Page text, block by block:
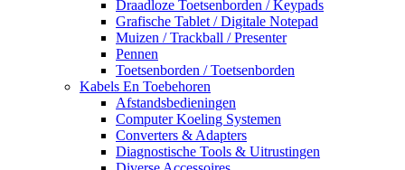
Draadloze Toetsenborden / Keypads
Grafische Tablet / Digitale Notepad
Muizen / Trackball / Presenter
Pennen
Toetsenborden / Toetsenborden
Kabels En Toebehoren
Afstandsbedieningen
Computer Koeling Systemen
Converters & Adapters
Diagnostische Tools & Uitrustingen